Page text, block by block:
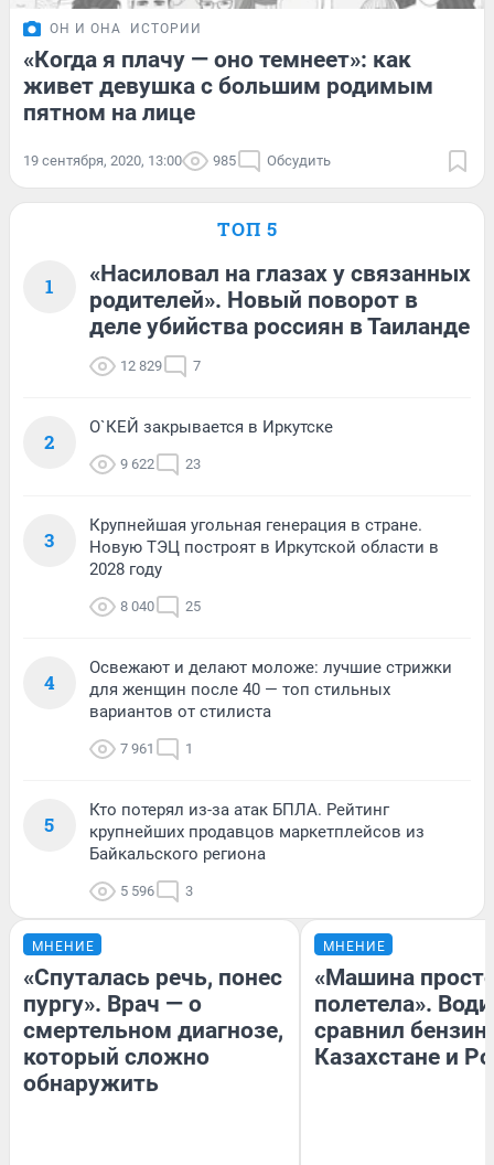
ОН И ОНА ИСТОРИИ
«Когда я плачу — оно темнеет»: как
живет девушка с большим родимым
пятном на лице
19 сентября, 2020, 13:00 985 Обсудить
ТОП 5
1
«Насиловал на глазах у связанных
родителей». Новый поворот в
деле убийства россиян в Таиланде
12 829 7
2
О`КЕЙ закрывается в Иркутске
9 622 23
3
Крупнейшая угольная генерация в стране.
Новую ТЭЦ построят в Иркутской области в
2028 году
8 040 25
4
Освежают и делают моложе: лучшие стрижки
для женщин после 40 — топ стильных
вариантов от стилиста
7 961 1
5
Кто потерял из-за атак БПЛА. Рейтинг
крупнейших продавцов маркетплейсов из
Байкальского региона
5 596 3
МНЕНИЕ
«Спуталась речь, понес
пургу». Врач — о
смертельном диагнозе,
который сложно
обнаружить
МНЕНИЕ
«Машина
полетела».
сравнил бензин
Казахстане и